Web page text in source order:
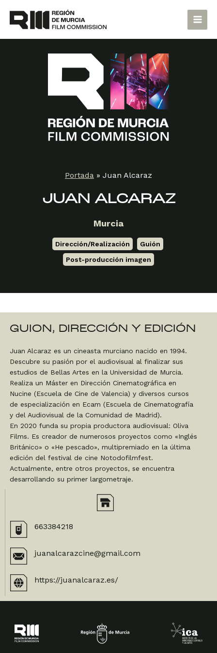
contenido
Main
Portada » Juan Alcaraz
JUAN ALCARAZ
Murcia
Dirección/Realización Guión
Post-producción imagen
GUION, DIRECCIÓN Y EDICIÓN
Juan Alcaraz es un cineasta murciano nacido en 1994.
Descubre su pasión por el audiovisual al finalizar sus
estudios de Bellas Artes en la Universidad de Murcia.
Realiza un Máster en Dirección Cinematográfica en
Nucine (Escuela de Cine de Valencia) y diversos cursos
de especialización en Ecam (Escuela de Cinematografía
y del Audiovisual de la Comunidad de Madrid).
En 2020 funda su propia productora audiovisual: Oliva
Films. Es creador de numerosos proyectos como «Inglés
Británico» o «He pescado», multipremiado en la última
edición del festival de cine Notodofilmfest.
Actualmente, entre otros proyectos, se encuentra
desarrollando su primer largometraje.
663384218
juanalcarazcine@gmail.com
https://juanalcaraz.es/